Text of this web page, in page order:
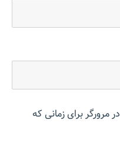
مرورگر برای زمانی که